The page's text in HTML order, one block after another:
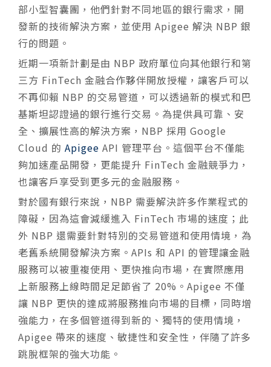
部小型智囊團，他們針對不同地區的銀行需求，開
發新的技術解決方案，並使用 Apigee 解決 NBP 銀
行的問題。
近期一項新計劃是由 NBP 政府單位向其他銀行和第
三方 FinTech 金融合作夥伴開放授權，讓客戶可以
不再仰賴 NBP 的交易管道，可以透過新的模式和巴
基斯坦認證過的銀行進行交易。為提供具可靠、安
全、擴展性高的解決方案，NBP 採用 Google
Cloud 的 Apigee API 管理平台。這個平台不僅能
夠加速產品開發，更能提升 FinTech 金融競爭力，
也讓客戶享受到更多元的金融服務。
對於國有銀行來說，NBP 需要解決許多作業程式的
障礙，因為這會減緩進入 FinTech 市場的速度；此
外 NBP 還需要針對特別的交易管道和使用情境，為
老舊系統開發解決方案。APIs 和 API 的管理讓金融
服務可以被重複使用、更快推向市場，在實際應用
上新服務上線時間足足節省了 20%。Apigee 不僅
讓 NBP 更快的達成將服務推向市場的目標，同時增
強能力，在多個管道得到新的、獨特的使用情境，
Apigee 帶來的速度、敏捷性和安全性，伴隨了許多
跳脫框架的強大功能。